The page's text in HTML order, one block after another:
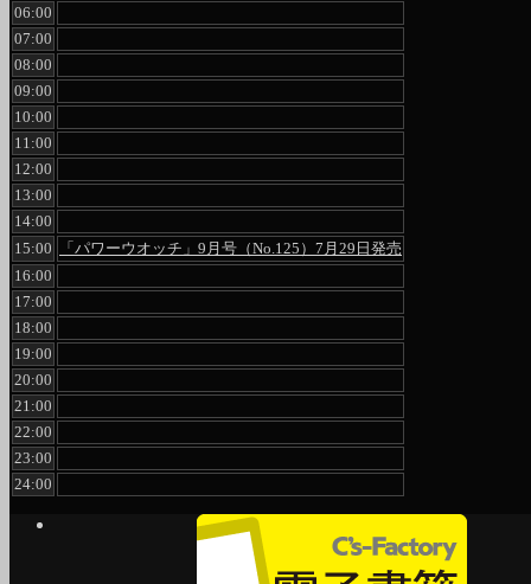
06:00
07:00
08:00
09:00
10:00
11:00
12:00
13:00
14:00
15:00
「パワーウオッチ」9月号（No.125）7月29日発売
16:00
17:00
18:00
19:00
20:00
21:00
22:00
23:00
24:00